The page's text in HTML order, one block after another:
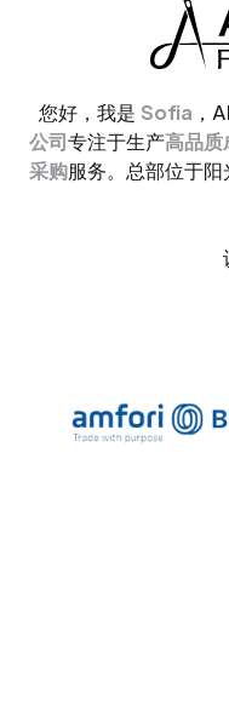
您好，我是 Sofia ，
公司专注于生产高品质
采购服务。总部位于